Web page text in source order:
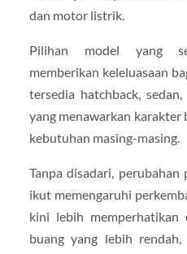
dan motor listrik.
Pilihan model yang
memberikan keleluasaan
tersedia hatchback,
yang menawarkan karakter
kebutuhan masing-masing.
Tanpa disadari,
ikut memengaruhi
kini lebih memperhatikan
buang yang lebih